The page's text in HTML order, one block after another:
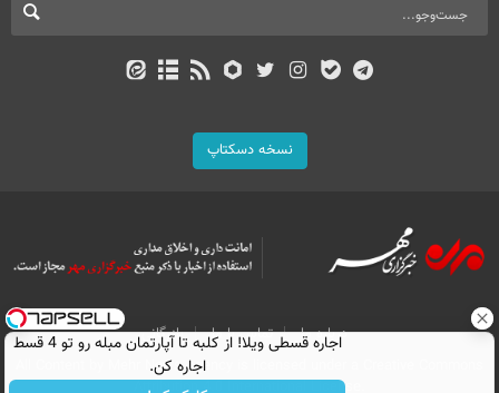
نسخه دسکتاپ
درباره ما تماس با ما
بازرگانی
All Content by Mehr News Agency is licensed under a Creative Commons
Attribution 4.0 International License.
اجاره‌ قسطی ویلا! از کلبه تا آپارتمان مبله رو تو 4 قسط
اجاره کن.